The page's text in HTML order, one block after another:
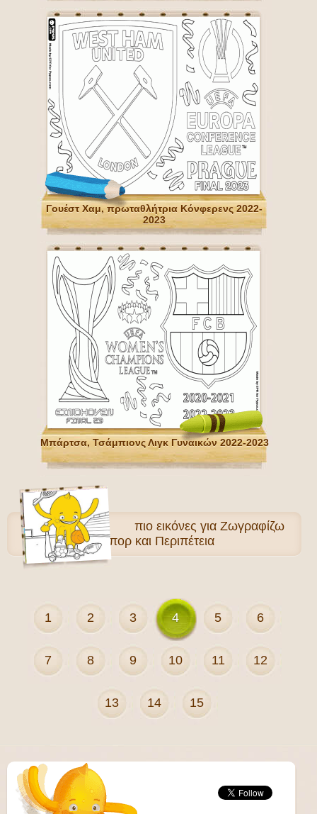
Γουέστ Χαμ, πρωταθλήτρια Κόνφερενς 2022-
2023
Μπάρτσα, Τσάμπιονς Λιγκ Γυναικών 2022-2023
πιο εικόνες για Ζωγραφίζω
Σπορ και Περιπέτεια
1 2 3 4 5 6
7 8 9 10 11 12
13 14 15